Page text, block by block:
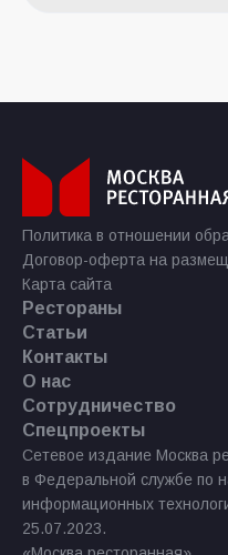
Политика в отношении
Договор-оферта на
Карта сайта
Рестораны
Статьи
Контакты
О нас
Сотрудничество
Спецпроекты
Сетевое издание Москва
в Федеральной службе по
информационных
25.07.2023.